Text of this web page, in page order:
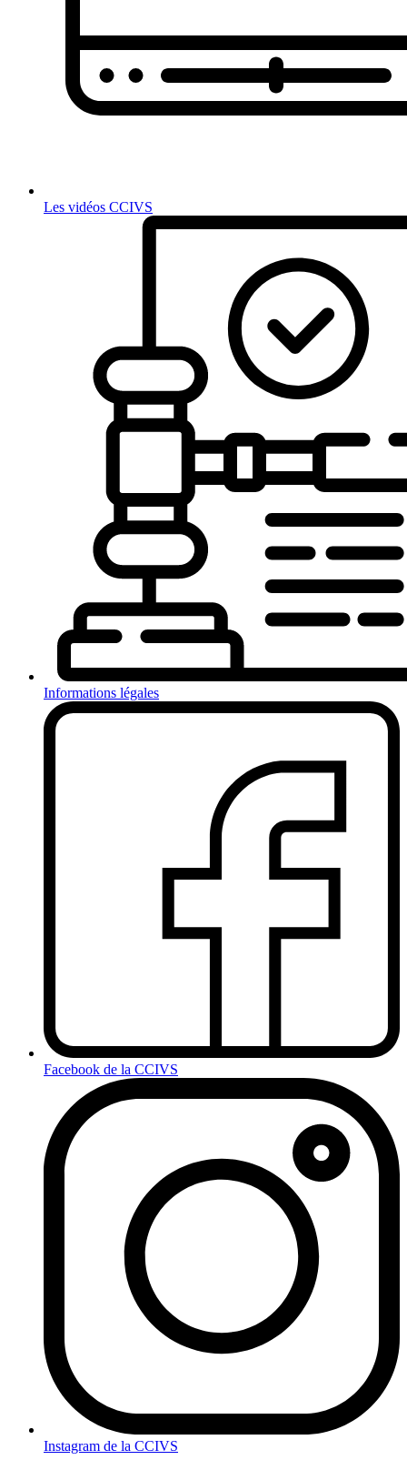
Les vidéos CCIVS
Informations légales
Facebook de la CCIVS
Instagram de la CCIVS